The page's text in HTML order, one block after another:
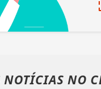
NOTÍCIAS NO